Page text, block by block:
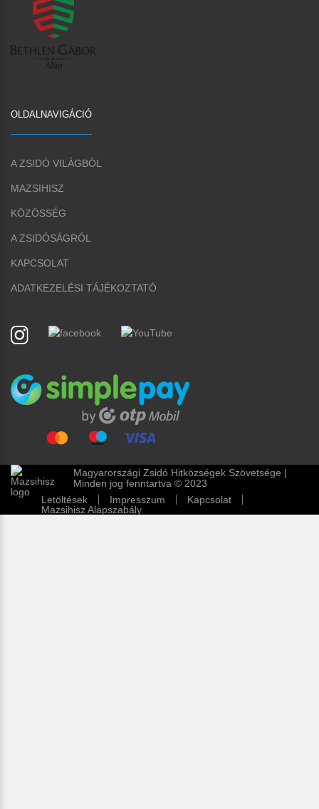
OLDALNAVIGÁCIÓ
A ZSIDÓ VILÁGBÓL
MAZSIHISZ
KÖZÖSSÉG
A ZSIDÓSÁGRÓL
KAPCSOLAT
ADATKEZELÉSI TÁJÉKOZTATÓ
Magyarországi Zsidó Hitközségek Szövetsége |
Minden jog fenntartva © 2023
Letöltések
Impresszum
Kapcsolat
Mazsihisz Alapszabály